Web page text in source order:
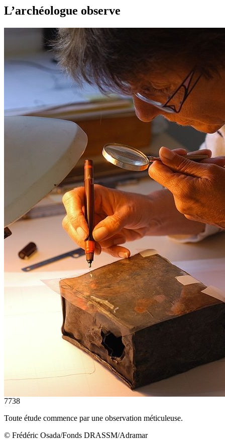
L’archéologue observe
7738
Toute étude commence par une observation méticuleuse.
© Frédéric Osada/Fonds DRASSM/Adramar